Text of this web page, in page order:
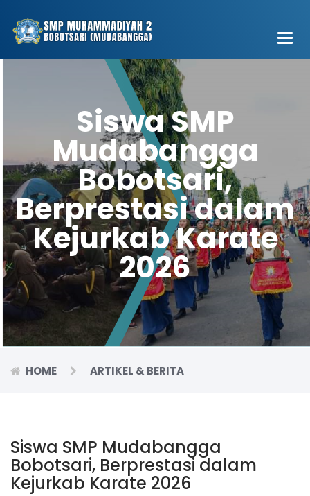
Main
Siswa SMP
Mudabangga
Bobotsari,
Berprestasi dalam
Kejurkab Karate
2026
HOME ARTIKEL & BERITA
Siswa SMP Mudabangga
Bobotsari, Berprestasi dalam
Kejurkab Karate 2026